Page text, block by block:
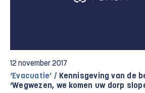
12 november 2017
‘Evacuatie’ / Kennisgeving van de
‘Wegwezen, we komen uw dorp